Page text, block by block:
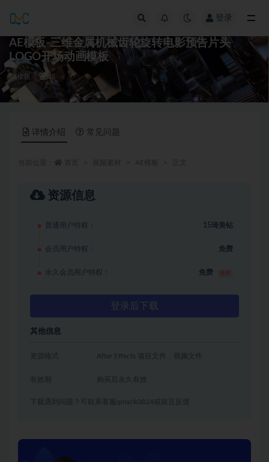
登录
AE模板-三维金属机械齿轮旋转电影预告片头
LOGO开场动画模板
AE模板 15
详情介绍 常见问题
资源信息
普通用户特权： 15琦美钻
会员用户特权： 免费
永久会员用户特权： 免费
登录后下载
其他信息
资源格式 After Effects 项目文件，视频文件
有效期 购买后永久有效
下载遇到问题？可联系客服qmsck0824或留言反馈